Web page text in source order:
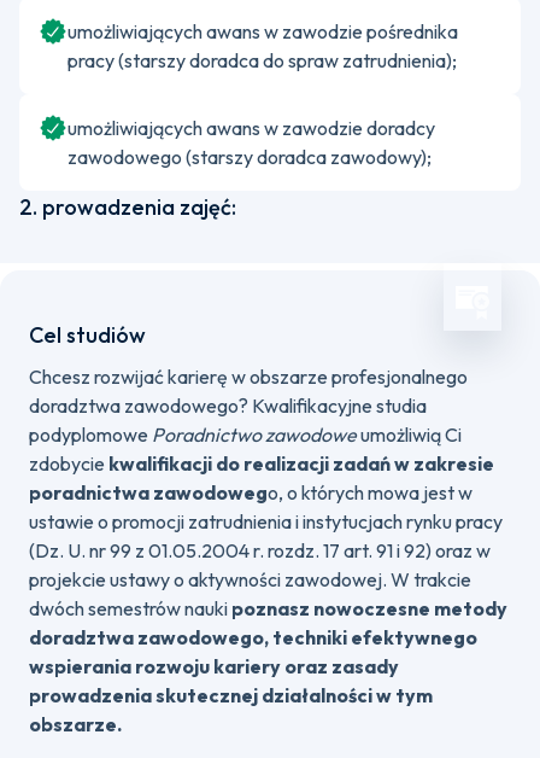
umożliwiających awans w zawodzie pośrednika
pracy (starszy doradca do spraw zatrudnienia);
umożliwiających awans w zawodzie doradcy
zawodowego (starszy doradca zawodowy);
2. prowadzenia zajęć:
Cel studiów
Chcesz rozwijać karierę w obszarze profesjonalnego
doradztwa zawodowego? Kwalifikacyjne studia
podyplomowe Poradnictwo zawodoweumożliwią Ci
zdobycie kwalifikacji do realizacji zadań w zakresie
poradnictwa zawodowego, o których mowa jest w
ustawie o promocji zatrudnienia i instytucjach rynku pracy
(Dz. U. nr 99 z 01.05.2004 r. rozdz. 17 art. 91 i 92) oraz w
projekcie ustawy o aktywności zawodowej. W trakcie
dwóch semestrów nauki poznasz nowoczesne metody
doradztwa zawodowego, techniki efektywnego
wspierania rozwoju kariery oraz zasady
prowadzenia skutecznej działalności w tym
obszarze.